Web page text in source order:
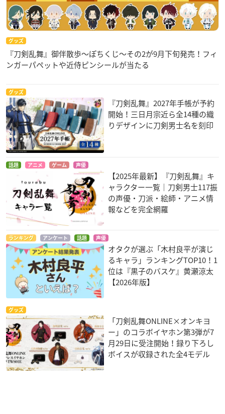
グッズ
『刀剣乱舞』御伴散歩～ぽちくじ～その2が9月下旬発売！フィ
ンガーパペットや近侍ピンシールが当たる
グッズ
『刀剣乱舞』2027年手帳が予約
開始！三日月宗近ら全14種の織
りデザインに刀剣男士名を刻印
話題 アニメ ゲーム 声優
【2025年最新】『刀剣乱舞』キ
ャラクター一覧｜刀剣男士117振
の声優・刀派・絵師・アニメ情
報などを完全網羅
ランキング アンケート 話題 声優
オタクが選ぶ「木村良平が演じ
るキャラ」ランキングTOP10！1
位は『黒子のバスケ』黄瀬涼太
【2026年版】
グッズ
「刀剣乱舞ONLINE×オンキヨ
ー」のコラボイヤホン第3弾が7
月29日に受注開始！録り下ろし
ボイスが収録された全4モデル